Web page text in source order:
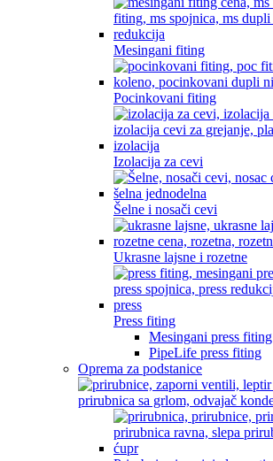
Mesingani fiting
Pocinkovani fiting
Izolacija za cevi
Šelne i nosači cevi
Ukrasne lajsne i rozetne
Press fiting
Mesingani press fiting
PipeLife press fiting
Oprema za podstanice